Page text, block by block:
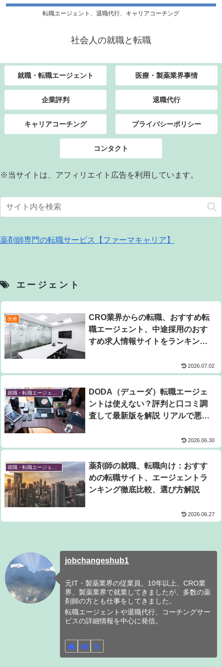
転職エージェント、退職代行、キャリアコーチング
社会人の就職と転職
就職・転職エージェント 医療・製薬業界事情
企業評判 退職代行
キャリアコーチング プライバシーポリシー
コンタクト
※当サイトは、アフィリエイト広告を利用しています。
薬剤師専門の転職サービス【ファーマキャリア】
エージェント
医療
CRO業界からの転職、おすすめ転
職エージェント、中途採用のおす
すめ求人情報サイトをランキング
2026.07.02
就職・転職エージェント
DODA（デューダ）転職エージェ
ントは使えない？評判と口コミ調
査して最新版を解説 リアルで悪い
2026.06.30
薬剤師の就職、転職向け：おすす
めの転職サイト、エージェントラ
ンキング徹底比較、選び方解説
2026.06.27
jobchangeshub1
元IT・製薬業界の従業員。10年以上、CRO業
界、製薬業界で就業してきましたが、多数の薬
剤師の方とも仕事をしてきました。
転職エージェントや退職代行、コーチングサー
ビスの詳細情報を中心に発信。